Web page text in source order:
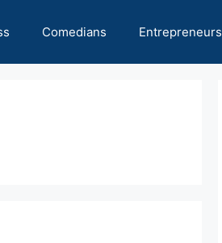
Comedians Entrepreneurs